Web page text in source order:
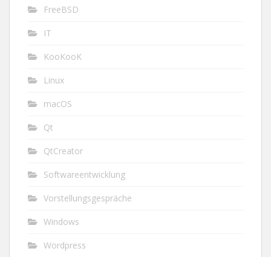
FreeBSD
IT
KooKooK
Linux
macOS
Qt
QtCreator
Softwareentwicklung
Vorstellungsgespräche
Windows
Wordpress